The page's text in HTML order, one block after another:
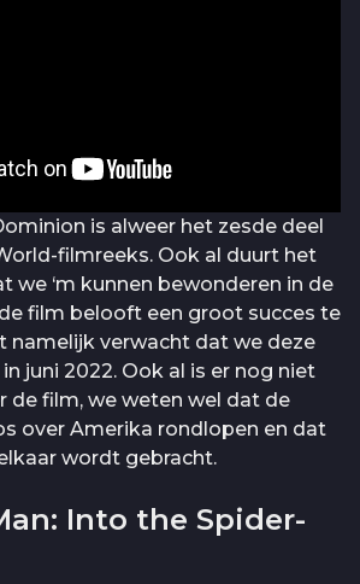
is alweer het zesde deel
filmreeks. Ook al duurt het
we ‘m kunnen bewonderen in de
film belooft een groot succes te
namelijk verwacht dat we deze
juni 2022. Ook al is er nog niet
de film, we weten wel dat de
over Amerika rondlopen en dat
wordt gebracht.
Into the Spider-